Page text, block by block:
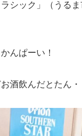
シック」（うる
んぱーい！
酒飲んだとたん